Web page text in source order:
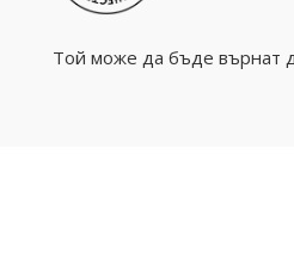
Той може да бъде върнат